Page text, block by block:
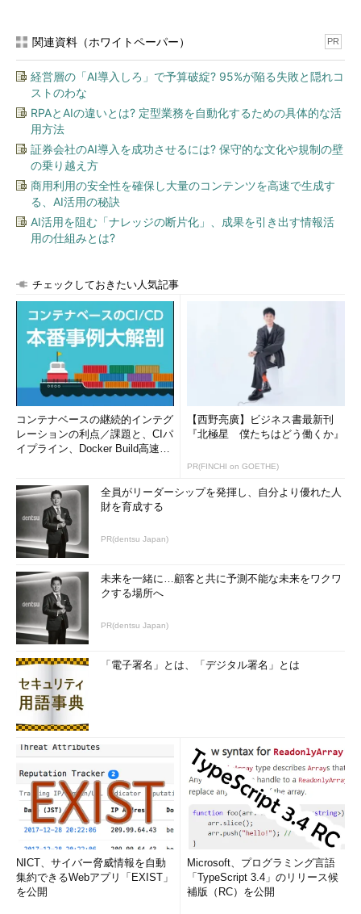
関連資料（ホワイトペーパー） PR
経営層の「AI導入しろ」で予算破綻? 95%が陥る失敗と隠れコ
ストのわな
RPAとAIの違いとは? 定型業務を自動化するための具体的な活
用方法
証券会社のAI導入を成功させるには? 保守的な文化や規制の壁
の乗り越え方
商用利用の安全性を確保し大量のコンテンツを高速で生成す
る、AI活用の秘訣
AI活用を阻む「ナレッジの断片化」、成果を引き出す情報活
用の仕組みとは?
チェックしておきたい人気記事
コンテナベースの継続的インテグ
レーションの利点／課題と、CIパ
イプライン、Docker Build高速化
【西野亮廣】ビジネス書最新刊
『北極星 僕たちはどう働くか』
PR(FINCHI on GOETHE)
全員がリーダーシップを発揮し、自分より優れた人
財を育成する
PR(dentsu Japan)
未来を一緒に…顧客と共に予測不能な未来をワクワ
クする場所へ
PR(dentsu Japan)
「電子署名」とは、「デジタル署名」とは
NICT、サイバー脅威情報を自動
集約できるWebアプリ「EXIST」
を公開
Microsoft、プログラミング言語
「TypeScript 3.4」のリリース候
補版（RC）を公開